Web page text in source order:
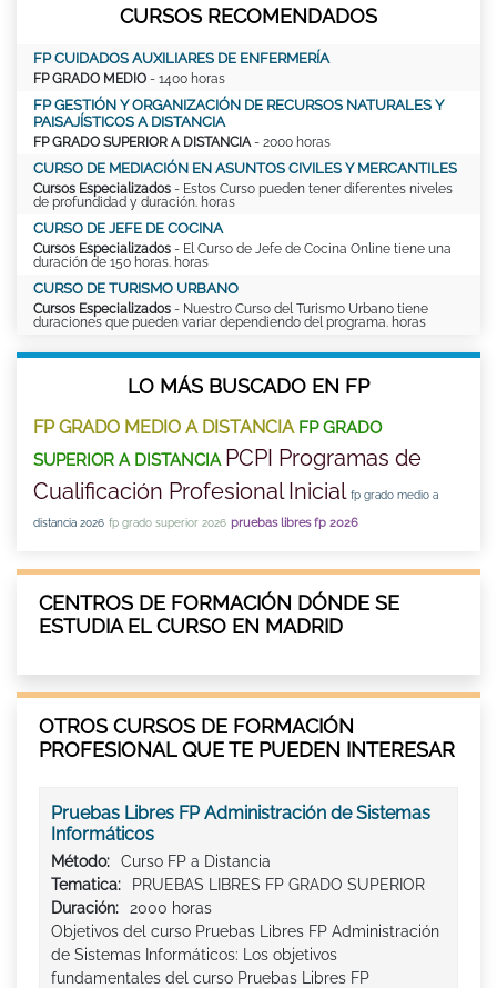
CURSOS RECOMENDADOS
FP CUIDADOS AUXILIARES DE ENFERMERÍA
FP GRADO MEDIO - 1400 horas
FP GESTIÓN Y ORGANIZACIÓN DE RECURSOS NATURALES Y
PAISAJÍSTICOS A DISTANCIA
FP GRADO SUPERIOR A DISTANCIA - 2000 horas
CURSO DE MEDIACIÓN EN ASUNTOS CIVILES Y MERCANTILES
Cursos Especializados - Estos Curso pueden tener diferentes niveles
de profundidad y duración. horas
CURSO DE JEFE DE COCINA
Cursos Especializados - El Curso de Jefe de Cocina Online tiene una
duración de 150 horas. horas
CURSO DE TURISMO URBANO
Cursos Especializados - Nuestro Curso del Turismo Urbano tiene
duraciones que pueden variar dependiendo del programa. horas
LO MÁS BUSCADO EN FP
FP GRADO MEDIO A DISTANCIA FP GRADO
SUPERIOR A DISTANCIA PCPI Programas de
Cualificación Profesional Inicial fp grado medio a
distancia 2026 fp grado superior 2026 pruebas libres fp 2026
CENTROS DE FORMACIÓN DÓNDE SE
ESTUDIA EL CURSO EN MADRID
OTROS CURSOS DE FORMACIÓN
PROFESIONAL QUE TE PUEDEN INTERESAR
Pruebas Libres FP Administración de Sistemas
Informáticos
Método:
Curso FP a Distancia
Tematica:
PRUEBAS LIBRES FP GRADO SUPERIOR
Duración:
2000 horas
Objetivos del curso Pruebas Libres FP Administración
de Sistemas Informáticos: Los objetivos
fundamentales del curso Pruebas Libres FP